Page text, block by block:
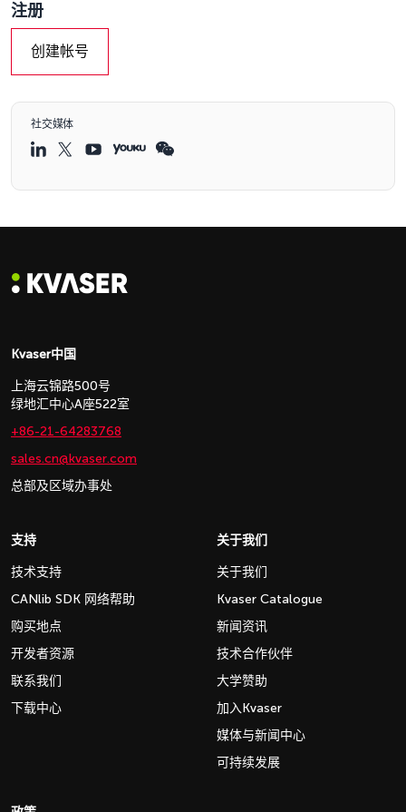
注册
创建帐号
社交媒体
Kvaser中国
上海云锦路500号
绿地汇中心A座522室
+86-21-64283768
sales.cn@kvaser.com
总部及区域办事处
支持
技术支持
CANlib SDK 网络帮助
购买地点
开发者资源
联系我们
下载中心
关于我们
关于我们
Kvaser Catalogue
新闻资讯
技术合作伙伴
大学赞助
加入Kvaser
媒体与新闻中心
可持续发展